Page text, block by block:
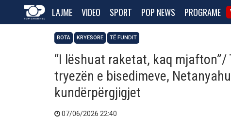
LAJME VIDEO SPORT POP NEWS PROGRAME
BOTA KRYESORE TË FUNDIT
“I lëshuat raketat, kaq
tryezën e bisedimeve,
kundërpërgjigjet
07/06/2026 22:40